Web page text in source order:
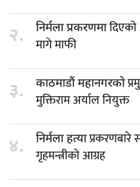
२. निर्मला प्रकरणमादिएको
मागे माफी
३. काठमाडौं महानगरको
मुक्तिराम अर्याल नियुक्त
४. निर्मला हत्याप्रकरणबारे
गृहमन्त्रीको आग्रह